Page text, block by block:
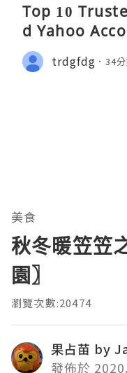
Top 10
d Yahoo
trdgfdg 34
美食
秋冬暖笠笠
園〗
瀏覽次數:20474
果占苗 by
發佈於